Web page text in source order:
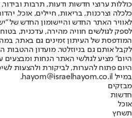
כוללות ערוצי חדשות ודעות, תרבות ובידור,
לאוויר האתר החדש והיישומון החדש של
לספק לגולשים חוויה מהירה, עדכנית,
המודפסת של העיתון זמינים גם באתר,
לקבל אותם גם בניוזלטר. מועדון ההטבות
היום" מציע לגולשי האתר הנחות ומבצעים
היום פתוח להערות, לביקורת ולהצעות
במייל hayom@israelhayom.co.il.
מבזקים
חדשות
אוכל
תשחץ